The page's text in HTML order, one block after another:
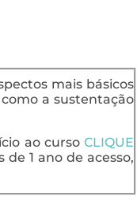
mais básicos
a sustentação
ao curso CLIQUE
1 ano de acesso,